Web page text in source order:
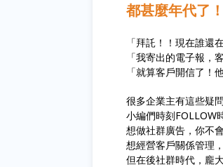
都甚麼年代了
「拜託！！現在誰還
「我寄出的電子報，
「就算客戶開信了！
很多企業主有這些疑
小編們時刻FOLLOW
想做社群廣告，你不
想經營客戶關係管理
但在後社群時代，龐